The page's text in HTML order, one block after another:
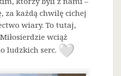
za każdą chwilę cichej
wiary. To tutaj,
wciąż
ludzkich serc.